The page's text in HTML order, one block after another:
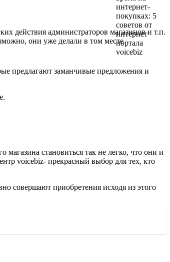
действия администраторов магазинов и т.п.
они уже делали в том месте
предлагают заманчивые предложения и
становиться так не легко, что они и
voicebiz- прекрасный выбор для тех, кто
совершают приобретения исходя из этого